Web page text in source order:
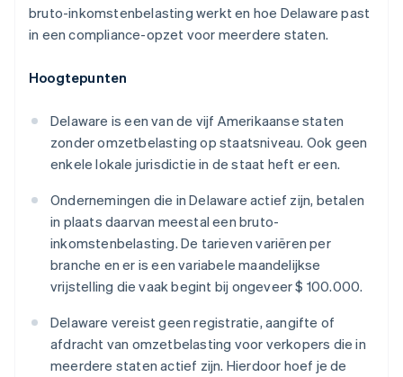
bruto-inkomstenbelasting werkt en hoe Delaware past
in een compliance-opzet voor meerdere staten.
Hoogtepunten
Delaware is een van de vijf Amerikaanse staten
zonder omzetbelasting op staatsniveau. Ook geen
enkele lokale jurisdictie in de staat heft er een.
Ondernemingen die in Delaware actief zijn, betalen
in plaats daarvan meestal een bruto-
inkomstenbelasting. De tarieven variëren per
branche en er is een variabele maandelijkse
vrijstelling die vaak begint bij ongeveer $ 100.000.
Delaware vereist geen registratie, aangifte of
afdracht van omzetbelasting voor verkopers die in
meerdere staten actief zijn. Hierdoor hoef je de